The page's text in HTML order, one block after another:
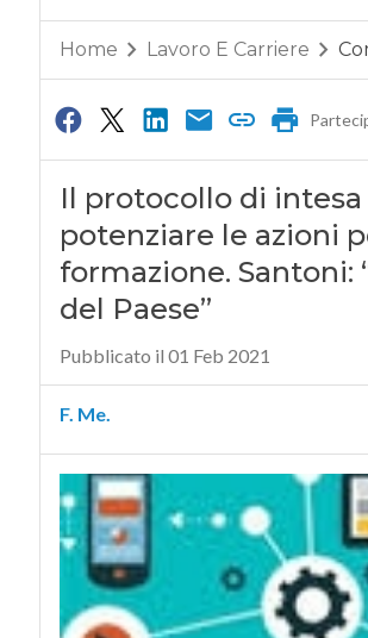
Home Lavoro E Carriere
Il protocollo di
potenziare le azioni
formazione. Santoni:
del Paese”
Pubblicato il 01 Feb 2021
F. Me.